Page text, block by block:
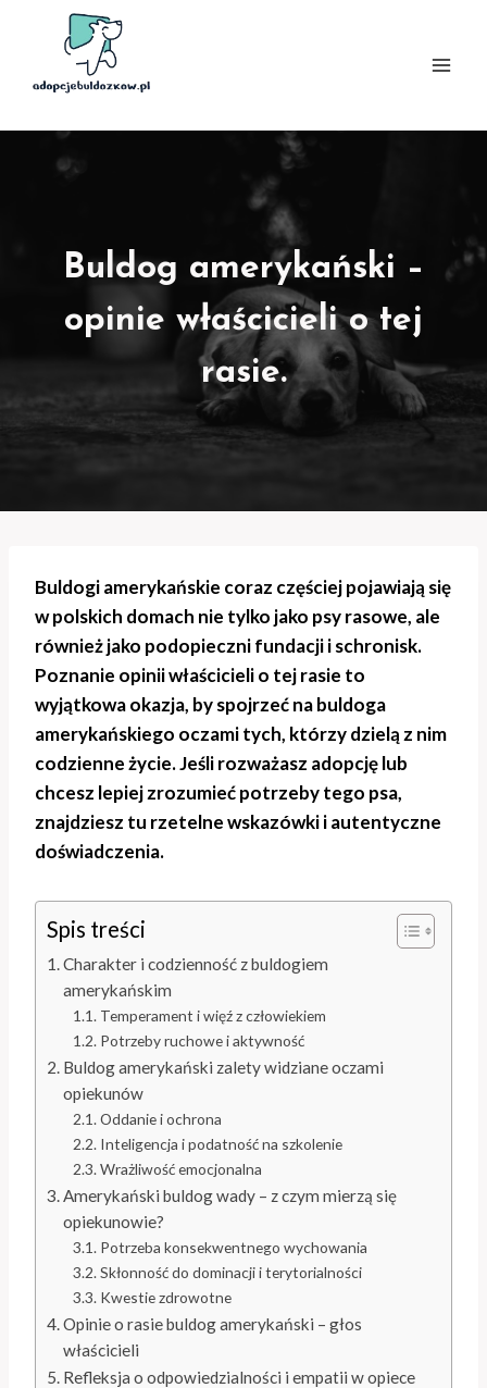
Buldog amerykański –
opinie właścicieli o tej
rasie.
Buldogi amerykańskie coraz częściej pojawiają się
w polskich domach nie tylko jako psy rasowe, ale
również jako podopieczni fundacji i schronisk.
Poznanie opinii właścicieli o tej rasie to
wyjątkowa okazja, by spojrzeć na buldoga
amerykańskiego oczami tych, którzy dzielą z nim
codzienne życie. Jeśli rozważasz adopcję lub
chcesz lepiej zrozumieć potrzeby tego psa,
znajdziesz tu rzetelne wskazówki i autentyczne
doświadczenia.
Spis treści
Charakter i codzienność z buldogiem
amerykańskim
Temperament i więź z człowiekiem
Potrzeby ruchowe i aktywność
Buldog amerykański zalety widziane oczami
opiekunów
Oddanie i ochrona
Inteligencja i podatność na szkolenie
Wrażliwość emocjonalna
Amerykański buldog wady – z czym mierzą się
opiekunowie?
Potrzeba konsekwentnego wychowania
Skłonność do dominacji i terytorialności
Kwestie zdrowotne
Opinie o rasie buldog amerykański – głos
właścicieli
Refleksja o odpowiedzialności i empatii w opiece